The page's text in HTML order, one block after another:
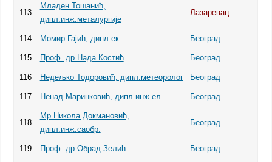
113
Младен Тошанић,
дипл.инж.металургије
Лазаревац
114 Момир Гајић, дипл.ек. Београд
115 Проф. др Нада Костић Београд
116 Недeљко Тодоровић, дипл.метеоролог Београд
117 Ненад Маринковић, дипл.инж.ел. Београд
118
Мр Никола Докмановић,
дипл.инж.саобр.
Београд
119 Проф. др Обрад Зелић Београд